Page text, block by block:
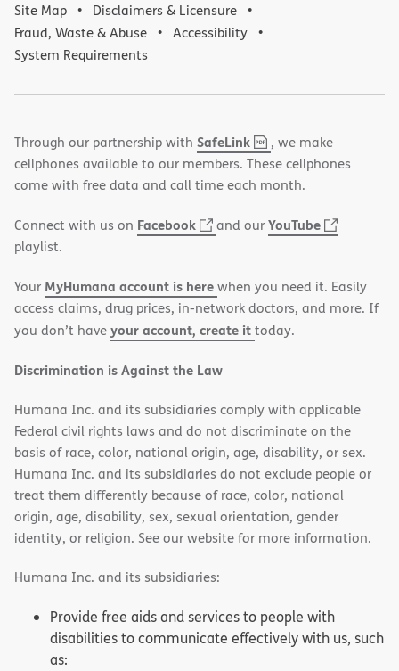
Site Map
Disclaimers & Licensure
Fraud, Waste & Abuse
Accessibility
System Requirements
Through our partnership with SafeLink,
PDF
(opens
in
new
, we make
cellphones available to our members. These cellphones
come with free data and call time each month.
Connect with us on Facebook
(opens
window)
and ourYouTube
(opens
window)
playlist.
Your MyHumana account is herewhen you need it. Easily
access claims, drug prices, in-network doctors, and more. If
you don’t haveyour account, create ittoday.
Discrimination is Against the Law
Humana Inc. and its subsidiaries comply with applicable
Federal civil rights laws and do not discriminate on the
basis of race, color, national origin, age, disability, or sex.
Humana Inc. and its subsidiaries do not exclude people or
treat them differently because of race, color, national
origin, age, disability, sex, sexual orientation, gender
identity, or religion. See our website for more information.
Humana Inc. and its subsidiaries:
Provide free aids and services to people with
disabilities to communicate effectively with us, such
as: